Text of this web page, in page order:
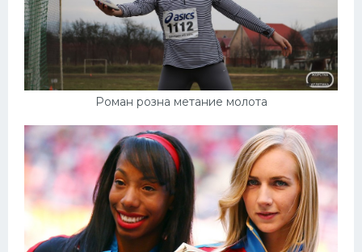
Роман розна метание молота